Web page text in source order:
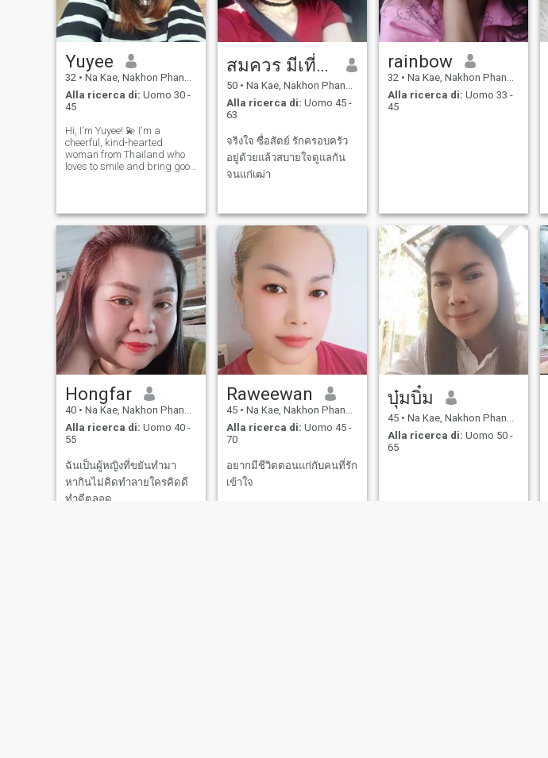
Yuyee
32 • Na Kae, Nakhon Phanom, Thailandia
Alla ricerca di: Uomo 30 -
45
Hi, I'm Yuyee! 💫 I'm a
cheerful, kind-hearted
woman from Thailand who
loves to smile and bring good
in! 🎉
สมควร มีเที่ยง
50 • Na Kae, Nakhon Phanom, Thailandia
Alla ricerca di: Uomo 45 -
63
จริงใจ ซื่อสัตย์ รักครอบครัว
อยู่ด้วยแล้วสบายใจดูแลกัน
จนแก่เฒ่า
rainbow
32 • Na Kae, Nakhon Phanom, Thailandia
Alla ricerca di: Uomo 33 -
45
Hongfar
40 • Na Kae, Nakhon Phanom, Thailandia
Alla ricerca di: Uomo 40 -
55
ฉันเป็นผู้หญิงที่ขยันทำมา
หากินไม่คิดทำลายใครคิดดี
ทำดีตลอด
Raweewan
45 • Na Kae, Nakhon Phanom, Thailandia
Alla ricerca di: Uomo 45 -
70
อยากมีชีวิตตอนแก่กับคนที่รัก
เข้าใจ
บุ๋มบิ๋ม
45 • Na Kae, Nakhon Phanom, Thailandia
Alla ricerca di: Uomo 50 -
65